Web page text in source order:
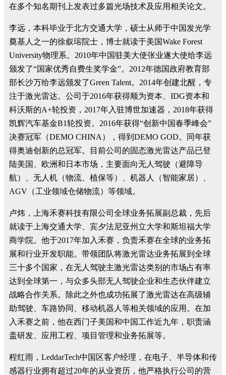
在多个知名期刊上发表过多篇光场技术及应用相关论文。
李远，本科毕业于北方交通大学，硕士从师于中国发光学
奠基人之一的徐叙瑢院士，博士就读于美国Wake Forest
University物理系。2010年中国驻美大使张业遂大使给李远
颁发了“国家优秀自费生奖学金”。2012年德国政府教育部
部长沙万给李远颁发了Green Talent。2014年创建北醒，专
注于激光雷达。公司于2016年获得顺为资本、IDG资本和
科沃斯的A+轮投资，2017年入驻博世加速器，2018年获得
凯辉汽车基金B1轮投资。2016年获得“创新中国春季峰会”
决赛冠军（DEMO CHINA），得到DEMO GOD。同年获
得奥迪创新的总冠军。目前公司的固态激光雷达产品已登
陆美国、欧洲和日本市场，主要面向无人驾驶（避障导
航）、无人机（物流、植保等）、机器人（智能家居）、
AGV（工业领域仓储物流）等领域。
卢炜，上海禾赛科技有限公司全球业务拓展副总裁，先后
就读于上海交通大学、宾夕法尼亚州立大学和斯坦福大学
商学院。他于2017年加入禾赛，负责禾赛在全球的业务拓
展和行业开发职能。带领团队将激光雷达业务拓展到全球
三十多个国家，在无人驾驶主激光雷达类别的市场占有率
达到全球第一，与众多头部无人驾驶企业和生态伙伴建立
战略合作关系。除此之外也成功拓展了激光雷达在高级辅
助驾驶、车路协同、移动机器人等相关领域的应用。在加
入禾赛之前，他在西门子美国和中国工作近九年，职责涵
盖研发、应用工程、项目管理和业务拓展等。
程红雨，LeddarTech中国区客户经理，在电子、半导体和传
感器行业拥有超过20年的从业资历，他严格执行公司的营